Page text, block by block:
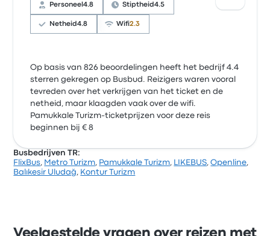
Personeel4.8 Stiptheid4.5
Netheid4.8 Wifi2.3
Op basis van 826 beoordelingen heeft het bedrijf 4.4
sterren gekregen op Busbud. Reizigers waren vooral
tevreden over het verkrijgen van het ticket en de
netheid, maar klaagden vaak over de wifi.
Pamukkale Turizm-ticketprijzen voor deze reis
beginnen bij € 8
Busbedrijven TR:
FlixBus, Metro Turizm, Pamukkale Turizm, LIKEBUS,Openline,
Balıkesir Uludağ, Kontur Turizm
Veelgestelde vragen over reizen met